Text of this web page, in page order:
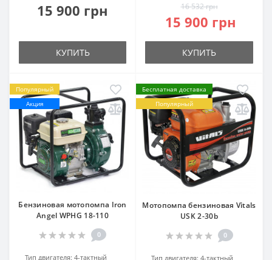
15 900 грн
КУПИТЬ
16 532 грн
15 900 грн
КУПИТЬ
Популярный
Акция
Бензиновая мотопомпа Iron
Angel WPHG 18-110
0
Тип двигателя: 4-тактный
Бесплатная доставка
Популярный
Мотопомпа бензиновая Vitals
USK 2-30b
0
Тип двигателя: 4-тактный